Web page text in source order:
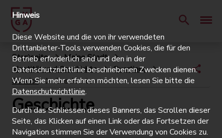
Startseite
Meine Stadt
Identität und Geschichte
Quartiere
Sonvico
Geschichte
Geschichte
Hinweis
Diese Website und die von ihr verwendeten
Drittanbieter-Tools verwenden Cookies, die für den
Betrieb erforderlich sind und den in der
Datenschutzrichtlinie beschriebenen Zwecken dienen.
Wenn Sie mehr erfahren möchten, lesen Sie bitte die
Datenschutzrichtlinie.
Durch das Schliessen dieses Banners, das Scrollen dieser
Seite, das Klicken auf einen Link oder das Fortsetzen der
Navigation stimmen Sie der Verwendung von Cookies zu.